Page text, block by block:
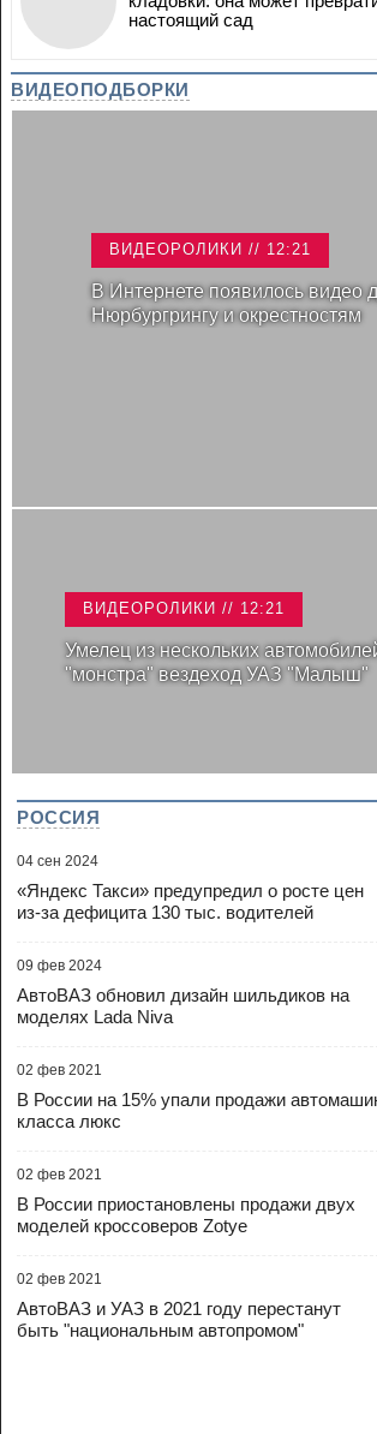
настоящий сад
ВИДЕОПОДБОРКИ
ВИДЕОРОЛИКИ // 12:21
В Интернете появилось видео
Нюрбургрингу и окрестностям
ВИДЕОРОЛИКИ // 12:21
Умелец из нескольких
"монстра" вездеход УАЗ "Малыш"
РОССИЯ
04 сен 2024
«Яндекс Такси» предупредил о росте цен
из-за дефицита 130 тыс. водителей
09 фев 2024
АвтоВАЗ обновил дизайн шильдиков на
моделях Lada Niva
02 фев 2021
В России на 15% упали продажи
класса люкс
02 фев 2021
В России приостановлены продажи двух
моделей кроссоверов Zotye
02 фев 2021
АвтоВАЗ и УАЗ в 2021 году перестанут
быть "национальным автопромом"